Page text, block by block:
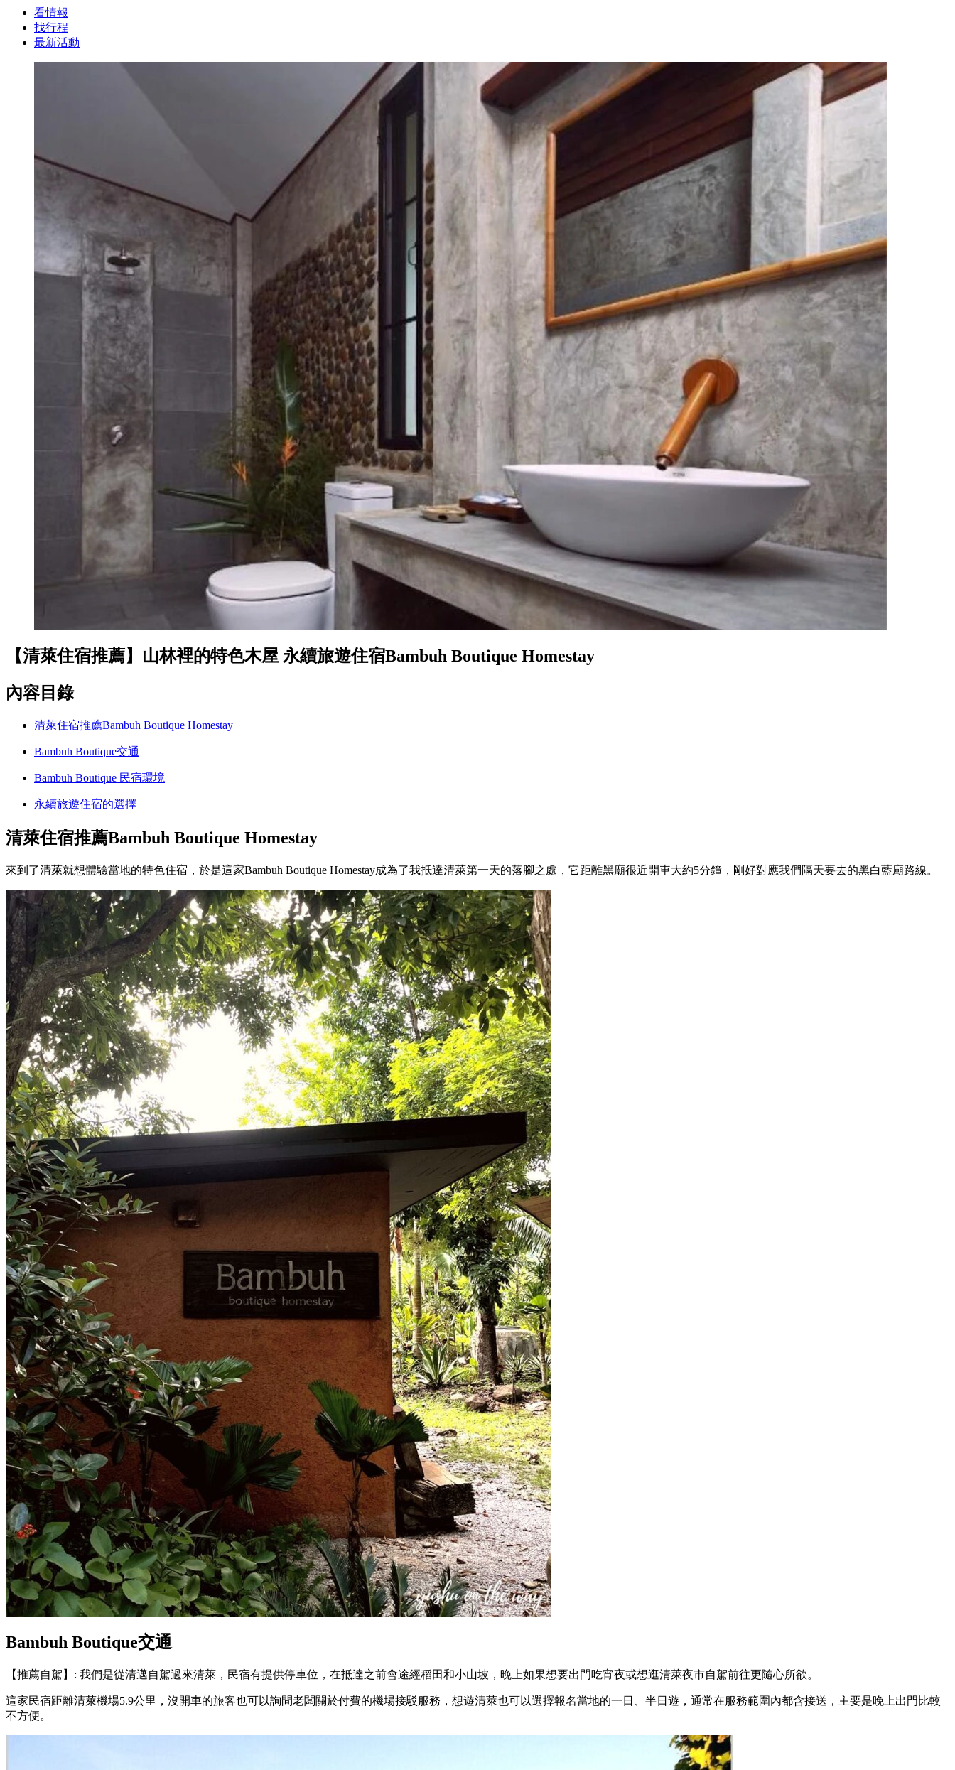
看情報
找行程
最新活動
【清萊住宿推薦】山林裡的特色木屋 永續旅遊住宿Bambuh Boutique Homestay
內容目錄
清萊住宿推薦Bambuh Boutique Homestay
Bambuh Boutique交通
Bambuh Boutique 民宿環境
永續旅遊住宿的選擇
清萊住宿推薦Bambuh Boutique Homestay
來到了清萊就想體驗當地的特色住宿，於是這家Bambuh Boutique Homestay成為了我抵達清萊第一天的落腳之處，它距離黑廟很近開車大約5分鐘，剛好對應我們隔天要去的黑白藍廟路線。
Bambuh Boutique交通
【推薦自駕】: 我們是從清邁自駕過來清萊，民宿有提供停車位，在抵達之前會途經稻田和小山坡，晚上如果想要出門吃宵夜或想逛清萊夜市自駕前往更隨心所欲。
這家民宿距離清萊機場5.9公里，沒開車的旅客也可以詢問老闆關於付費的機場接駁服務，想遊清萊也可以選擇報名當地的一日、半日遊，通常在服務範圍內都含接送，主要是晚上出門比較
不方便。